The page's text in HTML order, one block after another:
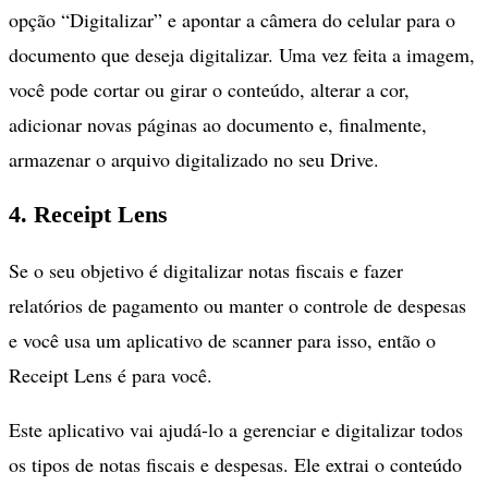
opção “Digitalizar” e apontar a câmera do celular para o
documento que deseja digitalizar. Uma vez feita a imagem,
você pode cortar ou girar o conteúdo, alterar a cor,
adicionar novas páginas ao documento e, finalmente,
armazenar o arquivo digitalizado no seu Drive.
4. Receipt Lens
Se o seu objetivo é digitalizar notas fiscais e fazer
relatórios de pagamento ou manter o controle de despesas
e você usa um aplicativo de scanner para isso, então o
Receipt Lens é para você.
Este aplicativo vai ajudá-lo a gerenciar e digitalizar todos
os tipos de notas fiscais e despesas. Ele extrai o conteúdo